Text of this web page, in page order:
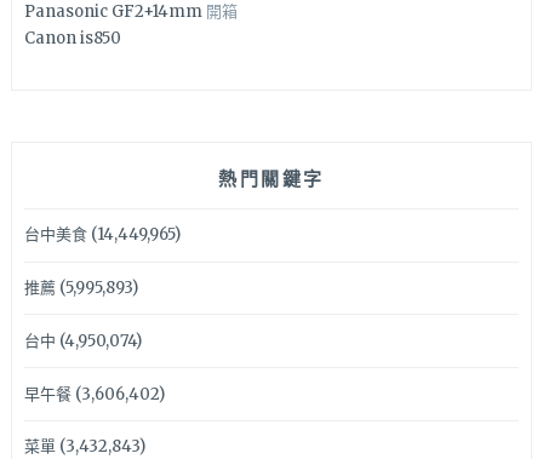
Panasonic GF2+14mm 開箱
Canon is850
熱門關鍵字
台中美食(14,449,965)
推薦(5,995,893)
台中 (4,950,074)
早午餐(3,606,402)
菜單(3,432,843)